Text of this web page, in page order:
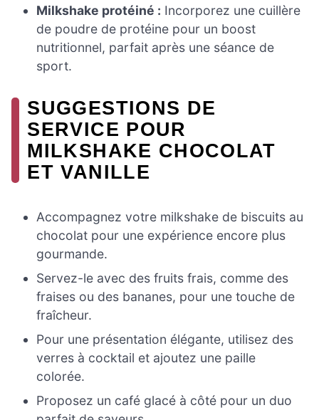
Milkshake protéiné : Incorporez une cuillère
de poudre de protéine pour un boost
nutritionnel, parfait après une séance de
sport.
SUGGESTIONS DE
SERVICE POUR
MILKSHAKE CHOCOLAT
ET VANILLE
Accompagnez votre milkshake de biscuits au
chocolat pour une expérience encore plus
gourmande.
Servez-le avec des fruits frais, comme des
fraises ou des bananes, pour une touche de
fraîcheur.
Pour une présentation élégante, utilisez des
verres à cocktail et ajoutez une paille
colorée.
Proposez un café glacé à côté pour un duo